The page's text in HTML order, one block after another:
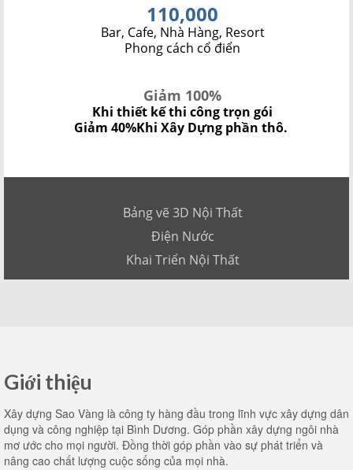
110,000
Bar, Cafe, Nhà Hàng, Resort
Phong cách cổ điển
Giảm 100%
Khi thiết kế thi công trọn gói
Giảm 40%Khi Xây Dựng phần thô.
Bảng vẽ 3D Nội Thất
Điện Nước
Khai Triển Nội Thất
Giới thiệu
Xây dựng Sao Vàng là công ty hàng đầu trong lĩnh vực xây dựng dân
dụng và công nghiệp tại Bình Dương. Góp phần xây dựng ngôi nhà
mơ ước cho mọi người. Đồng thời góp phần vào sự phát triển và
nâng cao chất lượng cuộc sống của mọi nhà.